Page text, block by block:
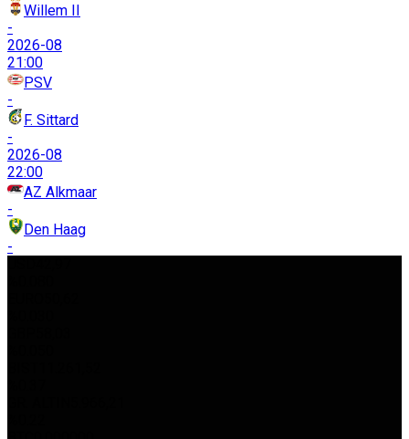
Willem II
-
2026-08
21:00
PSV
-
F. Sittard
-
2026-08
22:00
AZ Alkmaar
-
Den Haag
-